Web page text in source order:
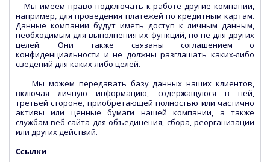
Мы имеем право подключать к работе другие компании,
например, для проведения платежей по кредитным картам.
Данные компании будут иметь доступ к личным данным,
необходимым для выполнения их функций, но не для других
целей. Они также связаны соглашением о
конфиденциальности и не должны разглашать каких-либо
сведений для каких-либо целей.
Мы можем передавать базу данных наших клиентов,
включая личную информацию, содержащуюся в ней,
третьей стороне, приобретающей полностью или частично
активы или ценные бумаги нашей компании, а также
службам веб-сайта для объединения, сбора, реорганизации
или других действий.
Ссылки